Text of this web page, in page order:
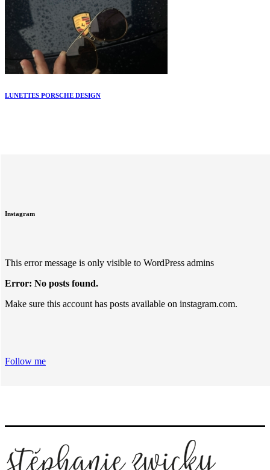
LUNETTES PORSCHE DESIGN
Instagram
This error message is only visible to WordPress admins
Error: No posts found.
Make sure this account has posts available on instagram.com.
Follow me